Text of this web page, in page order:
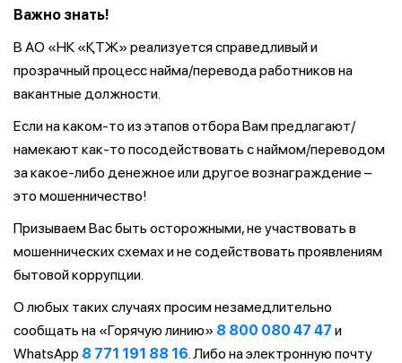
Важно знать!
В АО «НК «ҚТЖ» реализуется справедливый и
прозрачный процесс найма/перевода работников на
вакантные должности.
Если на каком-то из этапов отбора Вам предлагают/
намекают как-то посодействовать с наймом/переводом
за какое-либо денежное или другое вознаграждение –
это мошенничество!
Призываем Вас быть осторожными, не участвовать в
мошеннических схемах и не содействовать проявлениям
бытовой коррупции.
О любых таких случаях просим незамедлительно
сообщать на «Горячую линию» 8 800 080 47 47 и
WhatsApp 8 771 191 88 16. Либо на электронную почту